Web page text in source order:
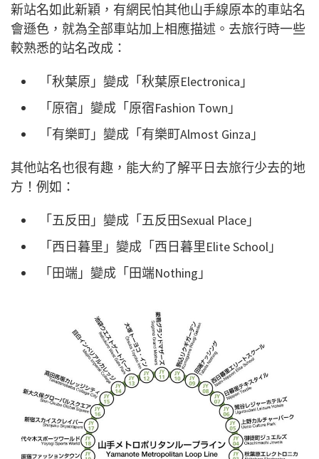
新站名如此新穎，有網民怕其他山手線原本的車站名
會遜色，就為全部車站加上相應描述。去旅行時一些
較熟悉的站名改成：
「秋葉原」變成「秋葉原Electronica 」
「原宿」變成「原宿Fashion Town 」
「有樂町」變成「有樂町Almost Ginza 」
其他站名也很有趣，能大約了解平日去旅行少去的地
方！例如：
「五反田」變成「五反田Sexual Place 」
「西日暮里」變成「西日暮里Elite School 」
「田端」變成「田端Nothing 」